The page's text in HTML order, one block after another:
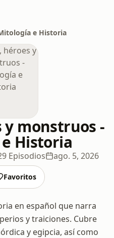
e Historia
y monstruos -
Historia
Episodios ago. 5, 2026
Favoritos
en español que narra
y traiciones. Cubre
y egipcia, así como